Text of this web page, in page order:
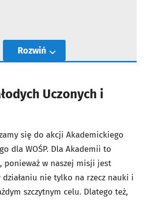
Rozwiń
Uczonych i
się do akcji Akademickiego
dla WOŚP. Dla Akademii to
ponieważ w naszej misji jest
działaniu nie tylko na rzecz nauki i
szczytnym celu. Dlatego też,